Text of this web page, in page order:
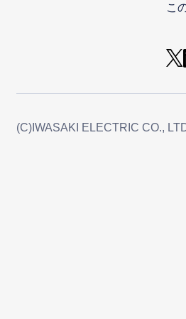
こ
(C)IWASAKI ELECTRIC CO.,